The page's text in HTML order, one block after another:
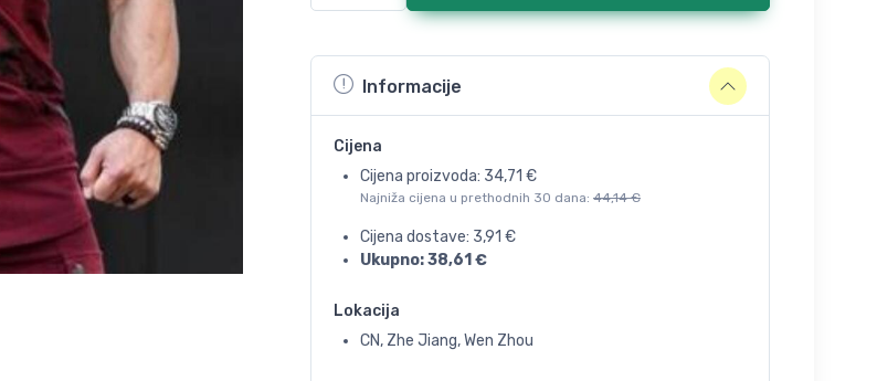
Informacije
Cijena
Cijena proizvoda: 34,71 €
Najniža cijena u prethodnih 30 dana: 44,14 €
Cijena dostave: 3,91 €
Ukupno:38,61 €
Lokacija
CN, Zhe Jiang, Wen Zhou